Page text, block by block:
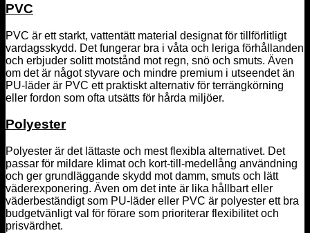
PVC
PVC är ett starkt, vattentätt material designat för tillförlitligt
vardagsskydd. Det fungerar bra i våta och leriga förhållanden
och erbjuder solitt motstånd mot regn, snö och smuts. Även
om det är något styvare och mindre premium i utseendet än
PU-läder är PVC ett praktiskt alternativ för terrängkörning
eller fordon som ofta utsätts för hårda miljöer.
Polyester
Polyester är det lättaste och mest flexibla alternativet. Det
passar för mildare klimat och kort-till-medellång användning
och ger grundläggande skydd mot damm, smuts och lätt
väderexponering. Även om det inte är lika hållbart eller
väderbeständigt som PU-läder eller PVC är polyester ett bra
budgetvänligt val för förare som prioriterar flexibilitet och
prisvärdhet.